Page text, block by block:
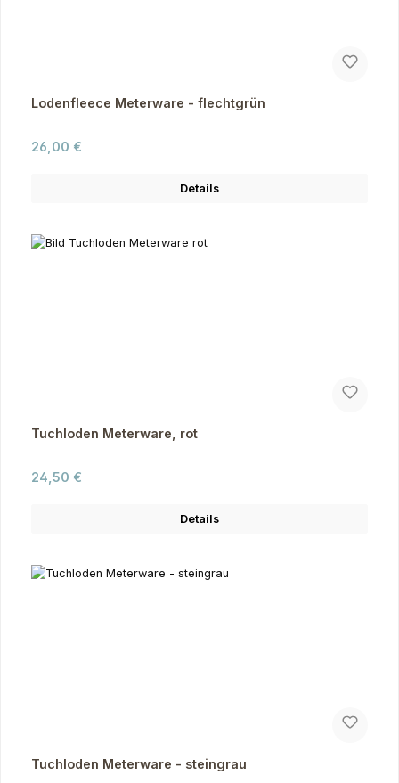
Lodenfleece Meterware - flechtgrün
Regulärer Preis:
26,00 €
Details
Tuchloden Meterware, rot
Regulärer Preis:
24,50 €
Details
Tuchloden Meterware - steingrau